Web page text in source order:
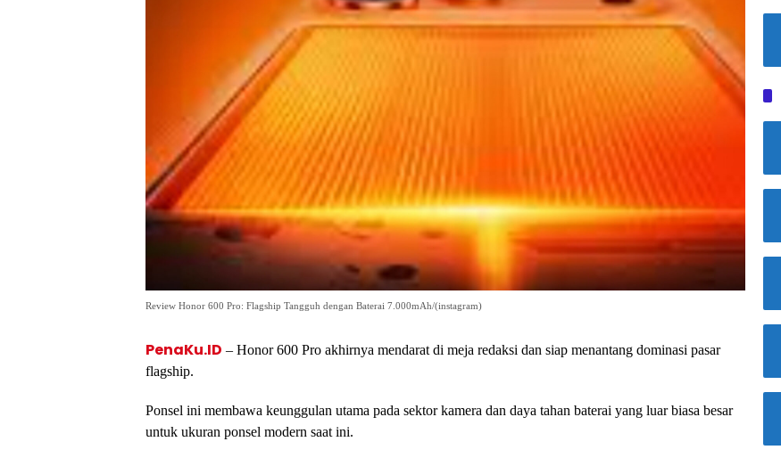
Review Honor 600 Pro: Flagship Tangguh dengan Baterai 7.000mAh/(instagram)
PenaKu.ID – Honor 600 Pro akhirnya mendarat di meja redaksi dan siap menantang dominasi pasar
flagship.
Ponsel ini membawa keunggulan utama pada sektor kamera dan daya tahan baterai yang luar biasa besar
untuk ukuran ponsel modern saat ini.